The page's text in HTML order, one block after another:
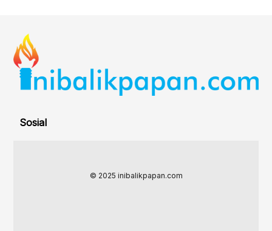
Sosial
© 2025 inibalikpapan.com